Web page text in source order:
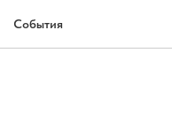
События